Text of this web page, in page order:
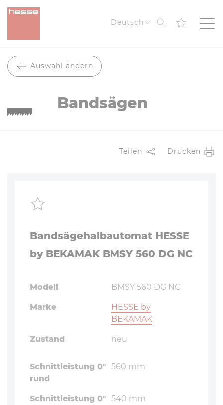
Deutsch Suche
Auswahl ändern
Bandsägen
Teilen Drucken
Bandsägehalbautomat HESSE
by BEKAMAK BMSY 560 DG NC
Modell BMSY 560 DG NC
Marke
HESSE by
BEKAMAK
Zustand neu
Schnittleistung 0°
rund
560 mm
Schnittleistung 0°
540 mm